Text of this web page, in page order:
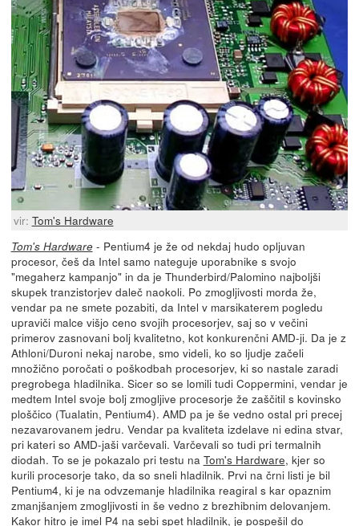
vir: Tom's Hardware
Tom's Hardware- Pentium4 je že od nekdaj hudo opljuvan
procesor, češ da Intel samo nateguje uporabnike s svojo
"megaherz kampanjo" in da je Thunderbird/Palomino najboljši
skupek tranzistorjev daleč naokoli. Po zmogljivosti morda že,
vendar pa ne smete pozabiti, da Intel v marsikaterem pogledu
upraviči malce višjo ceno svojih procesorjev, saj so v večini
primerov zasnovani bolj kvalitetno, kot konkurenčni AMD-ji. Da je z
Athloni/Duroni nekaj narobe, smo videli, ko so ljudje začeli
množično poročati o poškodbah procesorjev, ki so nastale zaradi
pregrobega hladilnika. Sicer so se lomili tudi Coppermini, vendar je
medtem Intel svoje bolj zmogljive procesorje že zaščitil s kovinsko
ploščico (Tualatin, Pentium4). AMD pa je še vedno ostal pri precej
nezavarovanem jedru. Vendar pa kvaliteta izdelave ni edina stvar,
pri kateri so AMD-jaši varčevali. Varčevali so tudi pri termalnih
diodah. To se je pokazalo pri testu na Tom's Hardware, kjer so
kurili procesorje tako, da so sneli hladilnik. Prvi na črni listi je bil
Pentium4, ki je na odvzemanje hladilnika reagiral s kar opaznim
zmanjšanjem zmogljivosti in še vedno z brezhibnim delovanjem.
Kakor hitro je imel P4 na sebi spet hladilnik, je pospešil do